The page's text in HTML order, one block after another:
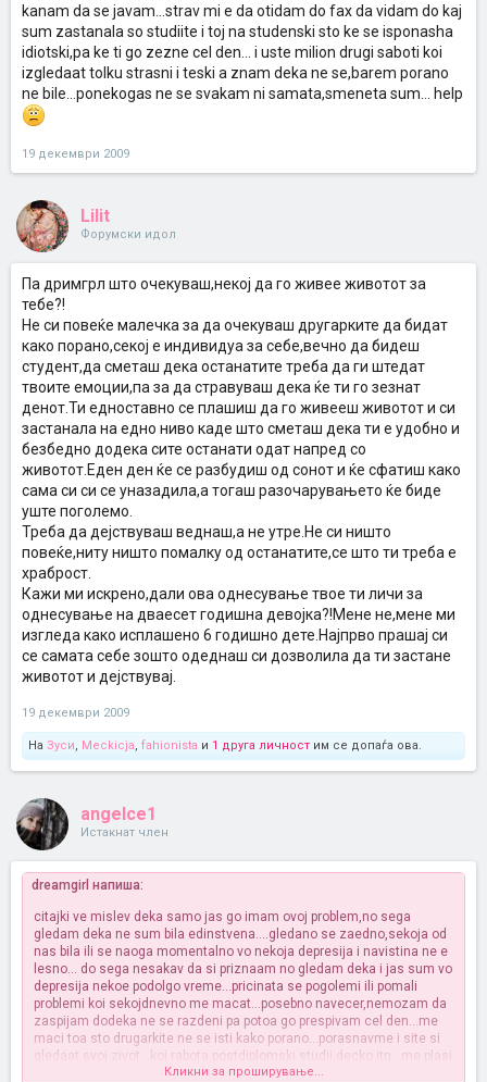
kanam da se javam...strav mi e da otidam do fax da vidam do kaj
sum zastanala so studiite i toj na studenski sto ke se isponasha
idiotski,pa ke ti go zezne cel den... i uste milion drugi saboti koi
izgledaat tolku strasni i teski a znam deka ne se,barem porano
ne bile...ponekogas ne se svakam ni samata,smeneta sum... help
19 декември 2009
Lilit
Форумски идол
Па дримгрл што очекуваш,некој да го живее животот за
тебе?!
Не си повеќе малечка за да очекуваш другарките да бидат
како порано,секој е индивидуа за себе,вечно да бидеш
студент,да сметаш дека останатите треба да ги штедат
твоите емоции,па за да стравуваш дека ќе ти го зезнат
денот.Ти едноставно се плашиш да го живееш животот и си
застанала на едно ниво каде што сметаш дека ти е удобно и
безбедно додека сите останати одат напред со
животот.Еден ден ќе се разбудиш од сонот и ќе сфатиш како
сама си си се уназадила,а тогаш разочарувањето ќе биде
уште поголемо.
Треба да дејствуваш веднаш,а не утре.Не си ништо
повеќе,ниту ништо помалку од останатите,се што ти треба е
храброст.
Кажи ми искрено,дали ова однесување твое ти личи за
однесување на дваесет годишна девојка?!Мене не,мене ми
изгледа како исплашено 6 годишно дете.Најпрво прашај си
се самата себе зошто одеднаш си дозволила да ти застане
животот и дејствувај.
19 декември 2009
На Зуси, Meckicja, fahionista и 1 друга личност им се допаѓа ова.
angelce1
Истакнат член
dreamgirl напиша:
citajki ve mislev deka samo jas go imam ovoj problem,no sega
gledam deka ne sum bila edinstvena....gledano se zaedno,sekoja od
nas bila ili se naoga momentalno vo nekoja depresija i navistina ne e
lesno... do sega nesakav da si priznaam no gledam deka i jas sum vo
depresija nekoe podolgo vreme...pricinata se pogolemi ili pomali
problemi koi sekojdnevno me macat...posebno navecer,nemozam da
zaspijam dodeka ne se razdeni pa potoa go prespivam cel den...me
maci toa sto drugarkite ne se isti kako porano...porasnavme i site si
gledaat svoj zivot...koj rabota,postdiplomski studii,decko itn...me plasi
mislata od rezultatot na pap testot i veke 2 i pol meseci se kanam da
Кликни за проширување...